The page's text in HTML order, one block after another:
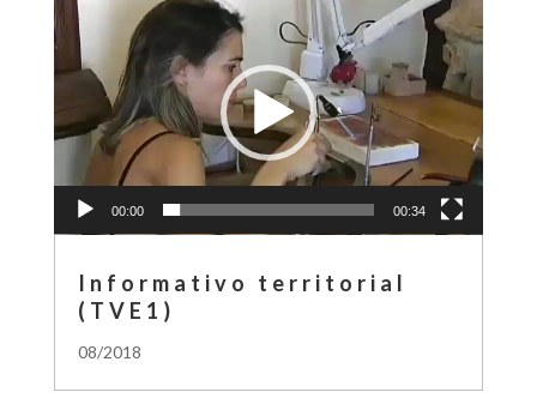
Reproductor
de
vídeo
00:00 00:34
Informativo territorial
(TVE1)
08/2018